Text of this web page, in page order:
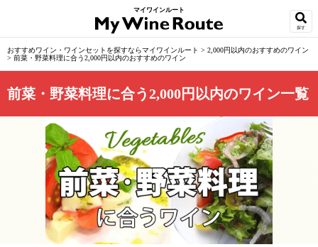
マイワインルート
探す
おすすめワイン・ワインセットを探すならマイワインルート > 2,000円以内のおすすめのワイン
> 前菜・野菜料理に合う2,000円以内のおすすめのワイン
前菜・野菜料理に合う2,000円以内のワイン一覧